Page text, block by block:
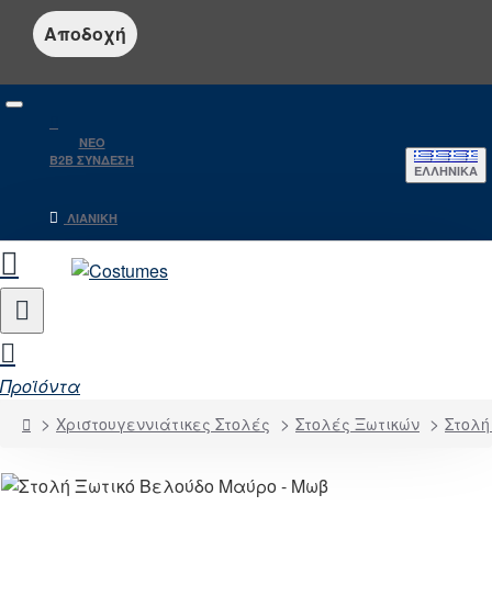
Αποδοχή
NEO
B2B ΣΥΝΔΕΣΗ
ΛΙΑΝΙΚΉ
ΕΛΛΗΝΙΚΆ
Προϊόντα
homeΧριστουγεννιάτικες Στολές Στολές Ξωτικών